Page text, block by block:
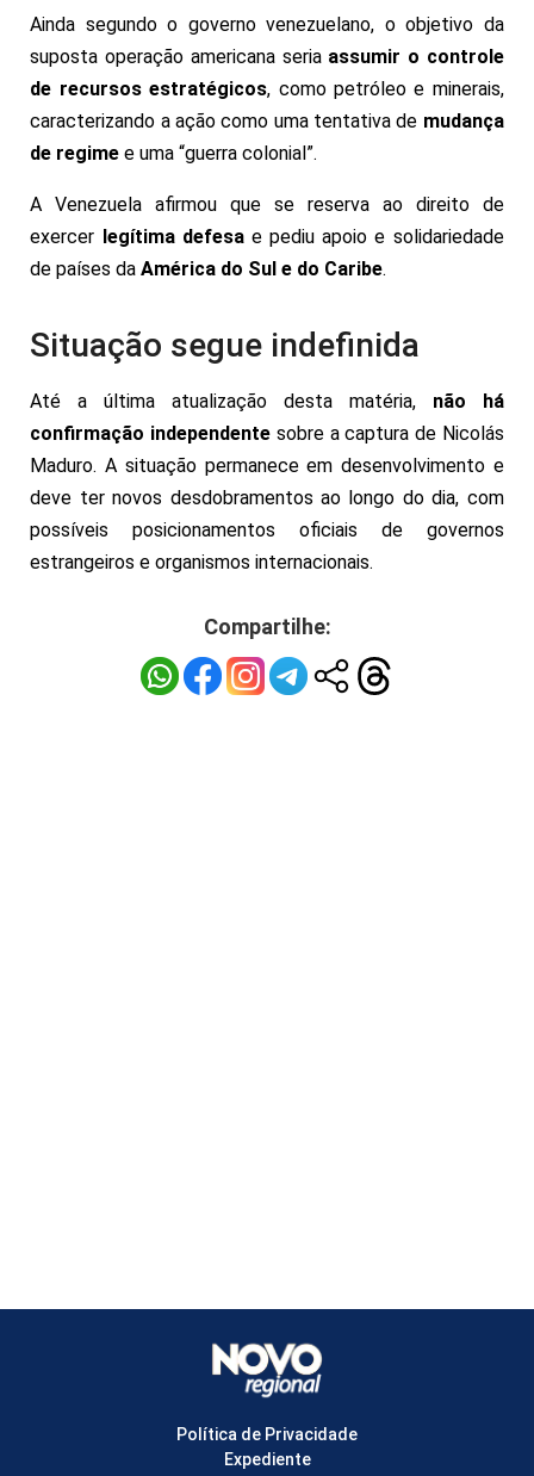
Ainda segundo o governo venezuelano, o objetivo da
suposta operação americana seria assumir o controle
de recursos estratégicos, como petróleo e minerais,
caracterizando a ação como uma tentativa de mudança
de regime e uma “guerra colonial”.
A Venezuela afirmou que se reserva ao direito de
exercer legítima defesae pediu apoio e solidariedade
de países daAmérica do Sul e do Caribe.
Situação segue indefinida
Até a última atualização desta matéria, não há
confirmação independente sobre a captura de Nicolás
Maduro. A situação permanece em desenvolvimento e
deve ter novos desdobramentos ao longo do dia, com
possíveis posicionamentos oficiais de governos
estrangeiros e organismos internacionais.
Compartilhe:
Política de Privacidade
Expediente